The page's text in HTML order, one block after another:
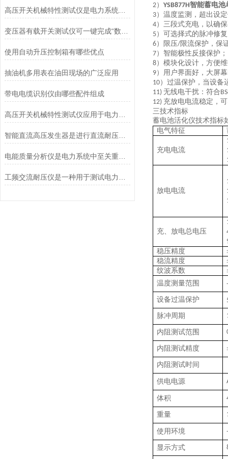
高压开关机械特性测试仪是电力系统中高压开关设备检测和维护的重要工具
使用自动升压控制箱有哪些优点
抽油机多用表在油田现场的广泛应用
带电电缆识别仪由哪些配件组成
智能直流高压发生器是进行直流耐压试验和泄漏试验的仪器
电能质量分析仪是电力系统中至关重要的工具
2） YSB877H智能蓄电池
3）温度监测，超出设
4）三段式充电，以确
5）可选择式的脉冲修
6）限压/限流保护，保
7）智能极性反接保护；
8）模块化设计，方便
9）用户界面好，大屏幕
10）过温保护，当设备
11) 无线电干扰：符合
12) 充放电电流稳定，
三技术指标
蓄电池活化仪技术指标
电气特征
充电电流
放电电流
充、放电总电压
稳压精度
稳流精度
纹波系数
温度测量范围
设备过温保护
脉冲周期
内阻测试范围
内阻测试精度
内阻测试时间
供电电源
体积
重量
使用环境
显示方式